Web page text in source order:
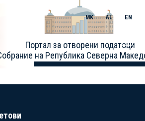
Портал за отворени податоци
на Република Северна
MK AL EN
Toggle